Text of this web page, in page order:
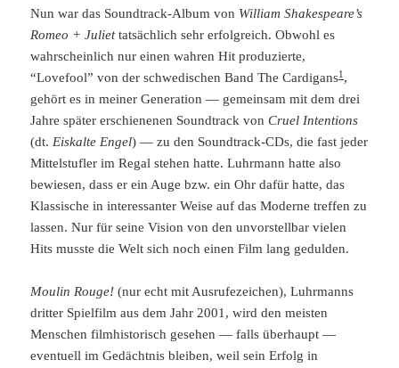
Nun war das Soundtrack-Album von William Shakespeare’s
Romeo + Juliettatsächlich sehr erfolgreich. Obwohl es
wahrscheinlich nur einen wahren Hit produzierte,
“Lovefool” von der schwedischen Band The Cardigans1 ,
gehört es in meiner Generation — gemeinsam mit dem drei
Jahre später erschienenen Soundtrack vonCruel Intentions
(dt. Eiskalte Engel) — zu den Soundtrack-CDs, die fast jeder
Mittelstufler im Regal stehen hatte. Luhrmann hatte also
bewiesen, dass er ein Auge bzw. ein Ohr dafür hatte, das
Klassische in interessanter Weise auf das Moderne treffen zu
lassen. Nur für seine Vision von den unvorstellbar vielen
Hits musste die Welt sich noch einen Film lang gedulden.
Moulin Rouge! (nur echt mit Ausrufezeichen), Luhrmanns
dritter Spielfilm aus dem Jahr 2001, wird den meisten
Menschen filmhistorisch gesehen — falls überhaupt —
eventuell im Gedächtnis bleiben, weil sein Erfolg in